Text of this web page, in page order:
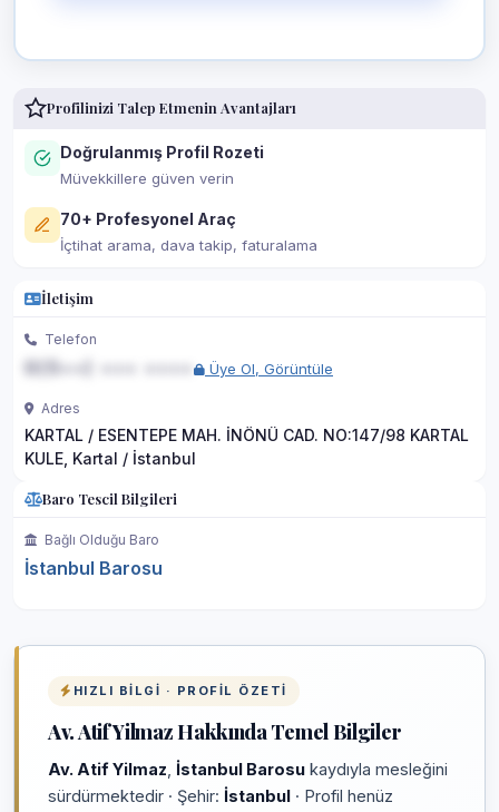
Profilinizi Talep Etmenin Avantajları
Doğrulanmış Profil Rozeti
Müvekkillere güven verin
70+ Profesyonel Araç
İçtihat arama, dava takip, faturalama
İletişim
Telefon
Üye Ol, Görüntüle
Adres
KARTAL / ESENTEPE MAH. İNÖNÜ CAD. NO:147/98 KARTAL
KULE, Kartal / İstanbul
Baro Tescil Bilgileri
Bağlı Olduğu Baro
İstanbul Barosu
HIZLI BILGI · PROFIL ÖZETI
Av. Atif Yilmaz Hakkında Temel Bilgiler
Av. Atif Yilmaz İstanbul Barosu kaydıyla mesleğini
sürdürmektedir · Şehir: İstanbul · Profil henüz